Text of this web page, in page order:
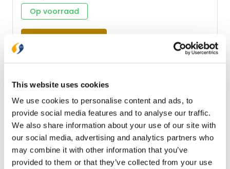
This website uses cookies
We use cookies to personalise content and ads, to
provide social media features and to analyse our traffic.
We also share information about your use of our site with
our social media, advertising and analytics partners who
may combine it with other information that you’ve
provided to them or that they’ve collected from your use
Op voorraad